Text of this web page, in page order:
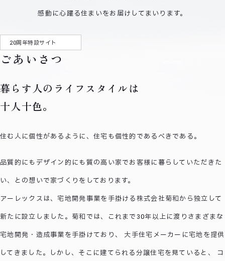
感動に心躍る住まいをお届けしてまいります。
20周年特設サイト
ごあいさつ
暮らす人のライフスタイルは
十人十色。
住む人に個性があるように、住宅も個性的であるべきである。
品質的にもデザイン的にも質の高い家でお客様に暮らしていただきた
い、との想いで家づくりをしております。
アーレックスは、宅地開発事業を手掛ける株式会社菊和から独立して
新たに設立しました。菊和では、これまで30年以上に渡りさまざまな
宅地開発・造成事業を手掛けており、 大手住宅メーカーに宅地を提供
してきました。しかし、そこに建てられる分譲住宅を見ていると、 コ